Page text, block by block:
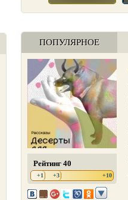
ПОПУЛЯРНОЕ
Рейтинг 40
+1 +3 +10